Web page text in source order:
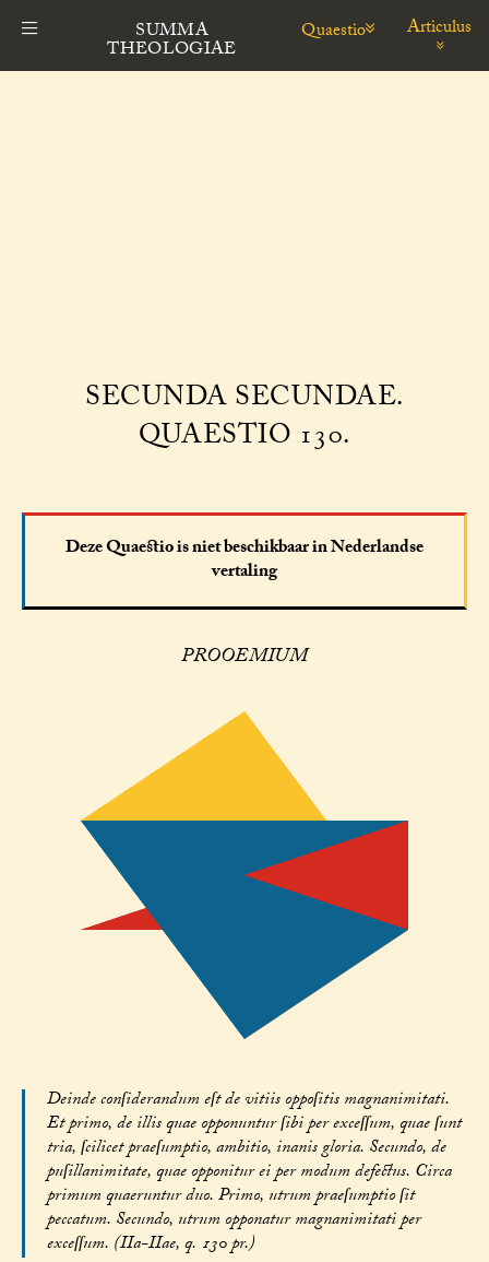
SUMMA
THEOLOGIAE
Quaestio Articulus
SECUNDA SECUNDAE.
QUAESTIO 130.
Deze Quaestio is niet beschikbaar in Nederlandse
vertaling
PROOEMIUM
Deinde conſiderandum eſt de vitiis oppoſitis magnanimitati.
Et primo, de illis quae opponuntur ſibi per exceſſum, quae ſunt
tria, ſcilicet praeſumptio, ambitio, inanis gloria. Secundo, de
puſillanimitate, quae opponitur ei per modum defectus. Circa
primum quaeruntur duo. Primo, utrum praeſumptio ſit
peccatum. Secundo, utrum opponatur magnanimitati per
exceſſum. (IIa-IIae, q. 130 pr.)